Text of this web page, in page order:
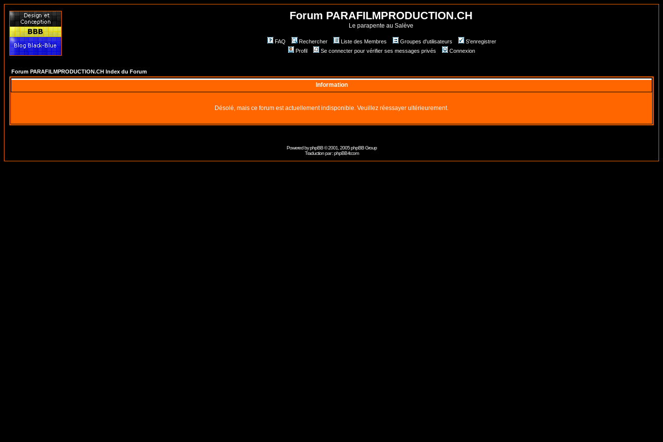
Forum PARAFILMPRODUCTION.CH
Le parapente au Salève
FAQ Rechercher Liste des Membres Groupes d'utilisateurs
S'enregistrer
Profil
Se connecter pour vérifier ses messages privés Connexion
Forum PARAFILMPRODUCTION.CH Index du Forum
Information
Désolé, mais ce forum est actuellement indisponible. Veuillez réessayer ultérieurement.
Powered byphpBB© 2001, 2005 phpBB Group
Traduction par :phpBB-fr.com